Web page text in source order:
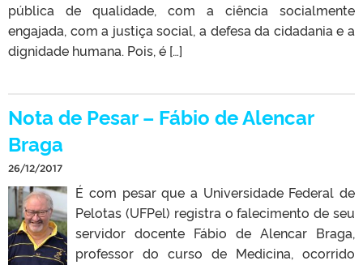
pública de qualidade, com a ciência socialmente
engajada, com a justiça social, a defesa da cidadania e a
dignidade humana. Pois, é […]
Nota de Pesar – Fábio de Alencar
Braga
26/12/2017
É com pesar que a Universidade Federal de
Pelotas (UFPel) registra o falecimento de seu
servidor docente Fábio de Alencar Braga,
professor do curso de Medicina, ocorrido